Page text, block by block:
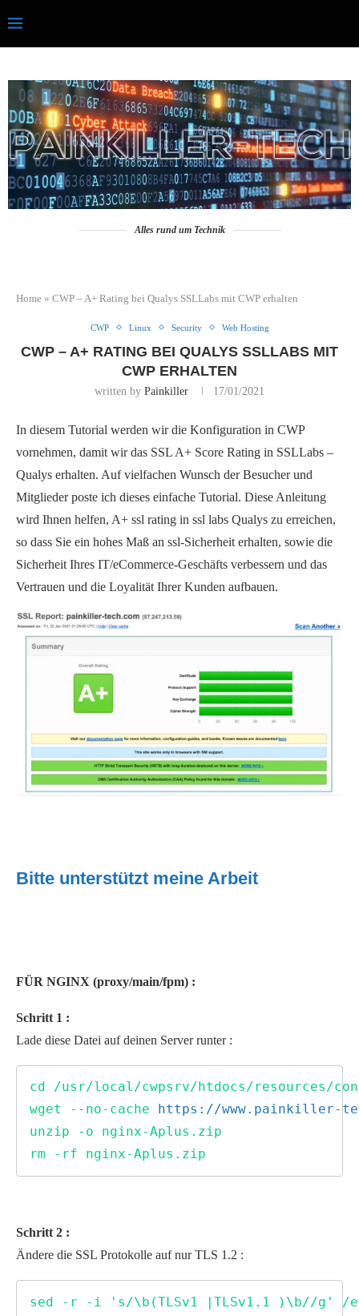
Alles rund um Technik
Home » CWP – A+ Rating bei Qualys SSLLabs mit CWP erhalten
CWP Linux Security Web Hosting
CWP – A+ RATING BEI QUALYS SSLLABS MIT
CWP ERHALTEN
written by Painkiller 17/01/2021
In diesem Tutorial werden wir die Konfiguration in CWP
vornehmen, damit wir das SSL A+ Score Rating in SSLLabs –
Qualys erhalten. Auf vielfachen Wunsch der Besucher und
Mitglieder poste ich dieses einfache Tutorial. Diese Anleitung
wird Ihnen helfen, A+ ssl rating in ssl labs Qualys zu erreichen,
so dass Sie ein hohes Maß an ssl-Sicherheit erhalten, sowie die
Sicherheit Ihres IT/eCommerce-Geschäfts verbessern und das
Vertrauen und die Loyalität Ihrer Kunden aufbauen.
Bitte unterstützt meine Arbeit
FÜR NGINX (proxy/main/fpm) :
Schritt 1 :
Lade diese Datei auf deinen Server runter :
cd /usr/local/cwpsrv/htdocs/resources/
wget --no-cache
https://www.painkiller-
unzip -o nginx-Aplus.zip
rm -rf nginx-Aplus.zip
Schritt 2 :
Ändere die SSL Protokolle auf nur TLS 1.2 :
sed -r -i 's/\b(TLSv1 |TLSv1.1 )\b//g' /